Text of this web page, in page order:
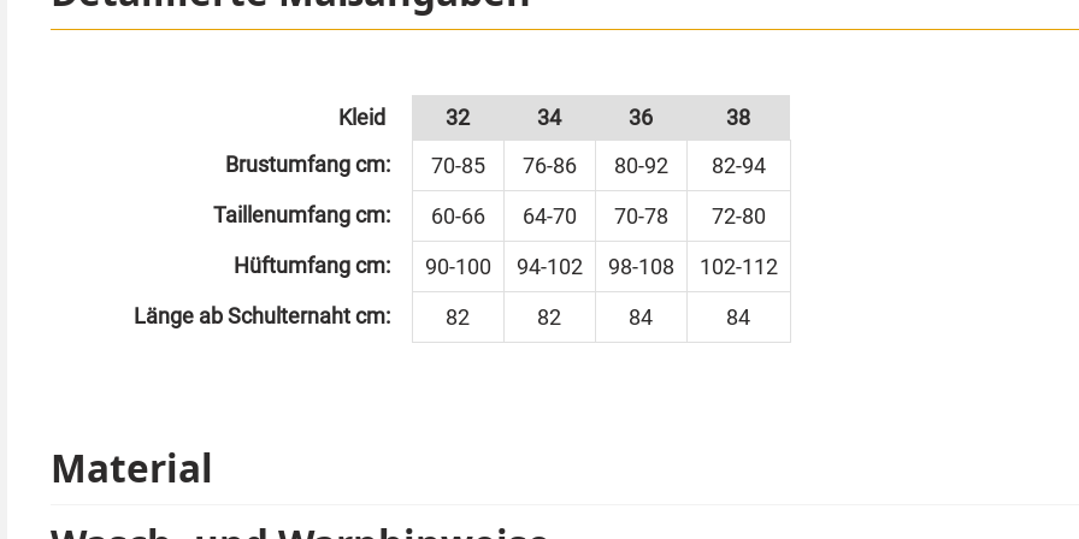
Ein Push-Up BH unter dem Kleid getragen macht ein wunderschönes Dekolleté. Wem das Kleid zu kurz ist,
Als passenden Partner haben wir für Herren das Verlorener Jungen Peter Kostüm.
Kleid 32 34 36
38
Brustumfang cm:
70-85 76-86 80-92
82-94
Taillenumfang cm:
60-66 64-70 70-78
72-80
Hüftumfang cm:
90-100 94-102 98-108
102-112
Länge ab Schulternaht cm:
82 82 84 84
Material